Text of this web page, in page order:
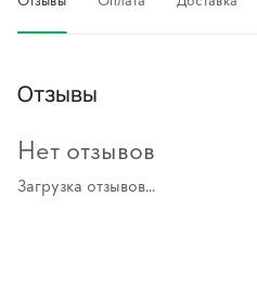
Отзывы
Загрузка отзывов...
Нет отзывов